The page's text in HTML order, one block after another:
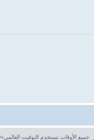
جميع الأوقات تستخدم التوقيت العالمي+02:00